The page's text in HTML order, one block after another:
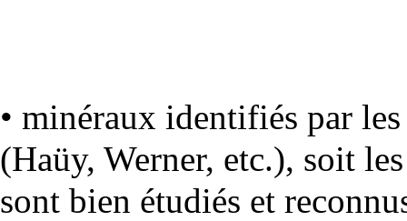
• minéraux identifiés par
(Haüy, Werner, etc.), soit
sont bien étudiés et